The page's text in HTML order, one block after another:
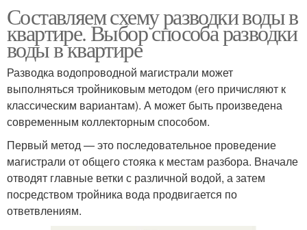
Составляем схему разводки воды в
квартире. Выбор способа разводки
воды в квартире
Разводка водопроводной магистрали может
выполняться тройниковым методом (его причисляют к
классическим вариантам). А может быть произведена
современным коллекторным способом.
Первый метод — это последовательное проведение
магистрали от общего стояка к местам разбора. Вначале
отводят главные ветки с различной водой, а затем
посредством тройника вода продвигается по
ответвлениям.